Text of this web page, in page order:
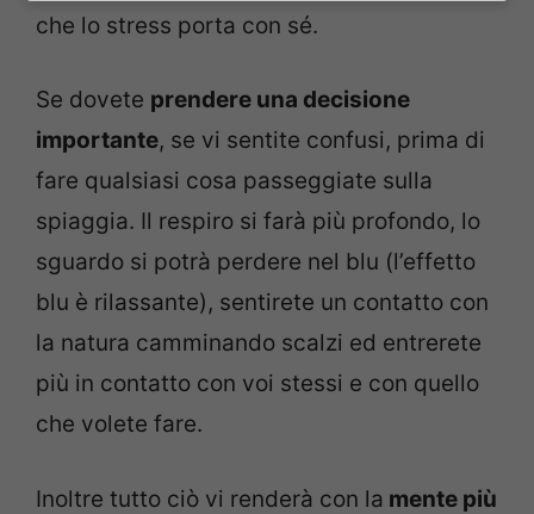
che lo stress porta con sé.
Se dovete prendere una decisione
importante, se vi sentite confusi, prima di
fare qualsiasi cosa passeggiate sulla
spiaggia. Il respiro si farà più profondo, lo
sguardo si potrà perdere nel blu (l’effetto
blu è rilassante), sentirete un contatto con
la natura camminando scalzi ed entrerete
più in contatto con voi stessi e con quello
che volete fare.
Inoltre tutto ciò vi renderà con la mente più